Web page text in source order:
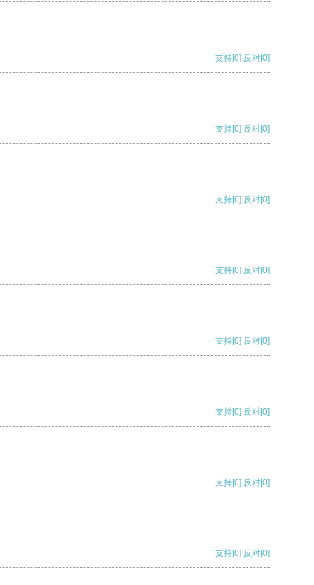
支持[0] 反对[0]
支持[0] 反对[0]
支持[0] 反对[0]
支持[0] 反对[0]
支持[0] 反对[0]
支持[0] 反对[0]
支持[0] 反对[0]
支持[0] 反对[0]